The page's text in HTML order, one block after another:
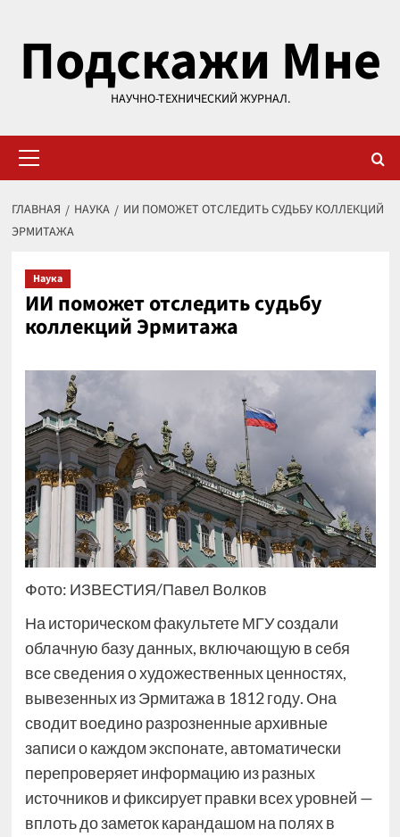
содержимому
Подскажи Мне
НАУЧНО-ТЕХНИЧЕСКИЙ ЖУРНАЛ.
меню
ГЛАВНАЯ НАУКА
ИИ ПОМОЖЕТ ОТСЛЕДИТЬ СУДЬБУ КОЛЛЕКЦИЙ
ЭРМИТАЖА
Наука
ИИ поможет отследить судьбу
коллекций Эрмитажа
Фото: ИЗВЕСТИЯ/Павел Волков
На историческом факультете МГУ создали
облачную базу данных, включающую в себя
все сведения о художественных ценностях,
вывезенных из Эрмитажа в 1812 году. Она
сводит воедино разрозненные архивные
записи о каждом экспонате, автоматически
перепроверяет информацию из разных
источников и фиксирует правки всех уровней —
вплоть до заметок карандашом на полях в